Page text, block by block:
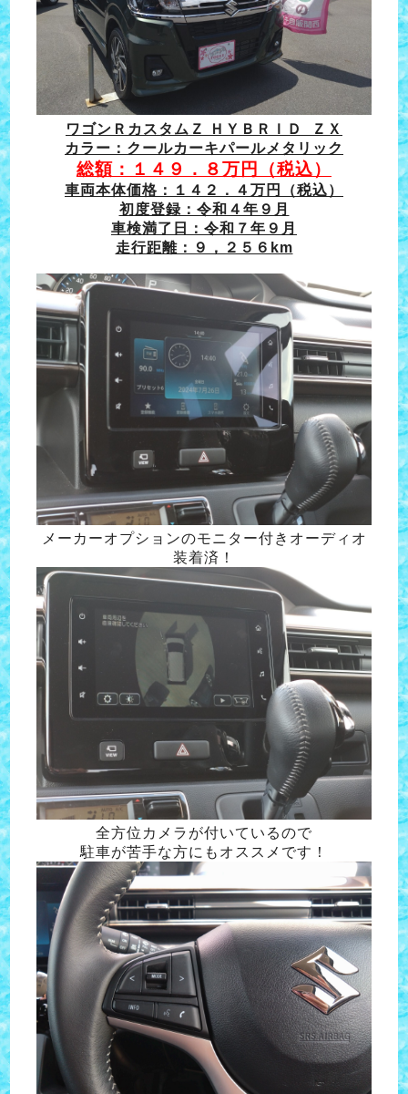
ワゴンＲカスタムＺ ＨＹＢＲＩＤ ＺＸ
カラー：クールカーキパールメタリック
総額：１４９．８万円（税込）
車両本体価格：１４２．４万円（税込）
初度登録：令和４年９月
車検満了日：令和７年９月
走行距離：９，２５６km
メーカーオプションのモニター付きオーディオ
装着済！
全方位カメラが付いているので
駐車が苦手な方にもオススメです！